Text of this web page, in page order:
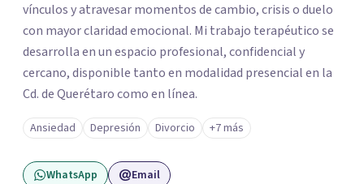
vínculos y atravesar momentos de cambio, crisis o duelo
con mayor claridad emocional. Mi trabajo terapéutico se
desarrolla en un espacio profesional, confidencial y
cercano, disponible tanto en modalidad presencial en la
Cd. de Querétaro como en línea.
Ansiedad Depresión Divorcio +7 más
WhatsApp Email